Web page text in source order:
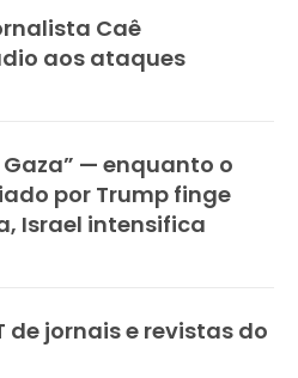
Caê
aos ataques
— enquanto o
por Trump finge
Israel intensifica
de jornais e revistas do